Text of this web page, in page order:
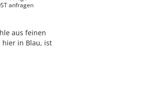
anfragen
aus feinen
hier in Blau, ist